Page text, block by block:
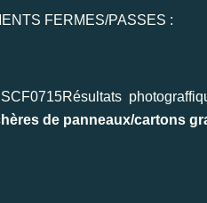
FERMES/PASSES :
Résultats
de panneaux/cartons